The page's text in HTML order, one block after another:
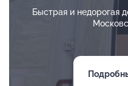
Быстрая и недорогая